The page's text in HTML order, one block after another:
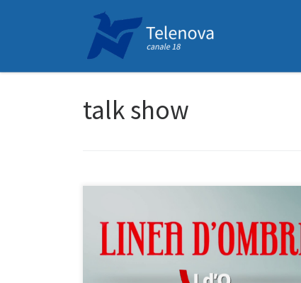
Passa al contenuto
talk show
Linea d’Ombra è lo spazio dedicato all’attualità,
locale e nazionale, con approfondimenti sulla
e sui temi rilevanti della società. Ospiti in presenza
opinioni, mentre i telespettatori possono